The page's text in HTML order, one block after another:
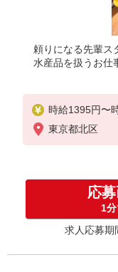
頼りになる先輩ス
水産品を扱うお仕
時給1395円〜
給含む
※9時迄 時給
※16時（17時
※日・祝日
東京都北区
応
1
求人応募